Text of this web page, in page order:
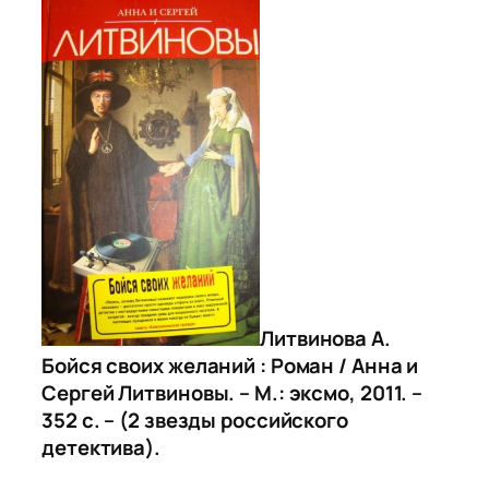
Литвинова А.
Бойся своих желаний : Роман / Анна и
Сергей Литвиновы. – М.: эксмо, 2011. –
352 с. – (2 звезды российского
детектива).